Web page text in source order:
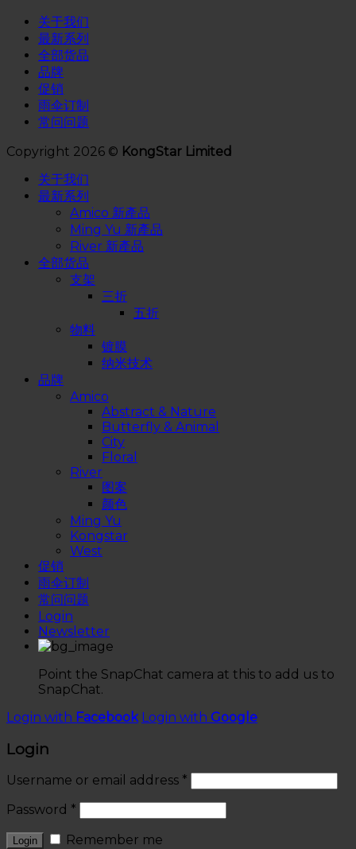
关于我们
最新系列
全部货品
品牌
促销
雨伞订制
常问问题
Copyright 2026 © KongStar Limited
关于我们
最新系列
Amico 新產品
Ming Yu 新產品
River 新產品
全部货品
支架
三折
五折
物料
镀膜
纳米技术
品牌
Amico
Abstract & Nature
Butterfly & Animal
City
Floral
River
图案
颜色
Ming Yu
Kongstar
West
促销
雨伞订制
常问问题
Login
Newsletter
Point the SnapChat camera at this to add us to
SnapChat.
Login with Facebook Login with Google
Login
Username or email address *
Password *
Remember me